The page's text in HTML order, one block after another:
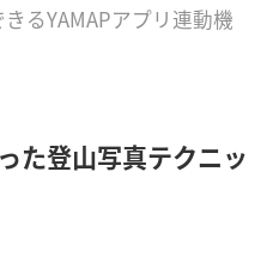
るYAMAPアプリ連動機
た登山写真テクニッ